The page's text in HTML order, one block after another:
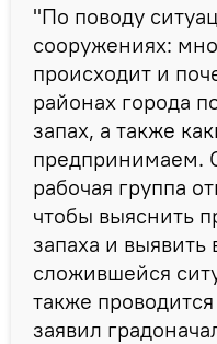
"По поводу
сооружениях:
происходит и
районах города
запах, а также
предпринимаем.
рабочая группа
чтобы выяснить
запаха и
сложившейся
также
заявил